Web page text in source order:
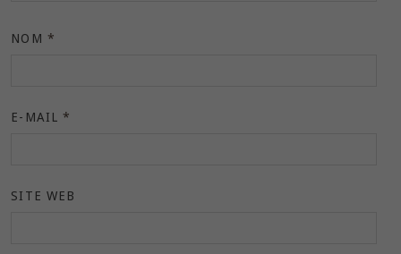
NOM *
E-MAIL *
SITE WEB